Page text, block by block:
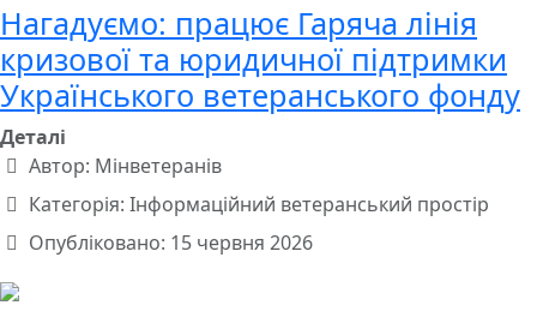
Нагадуємо: працює Гаряча лінія
кризової та юридичної підтримки
Українського ветеранського фонду
Деталі
Автор: Мінветеранів
Категорія: Інформаційний ветеранський простір
Опубліковано: 15 червня 2026